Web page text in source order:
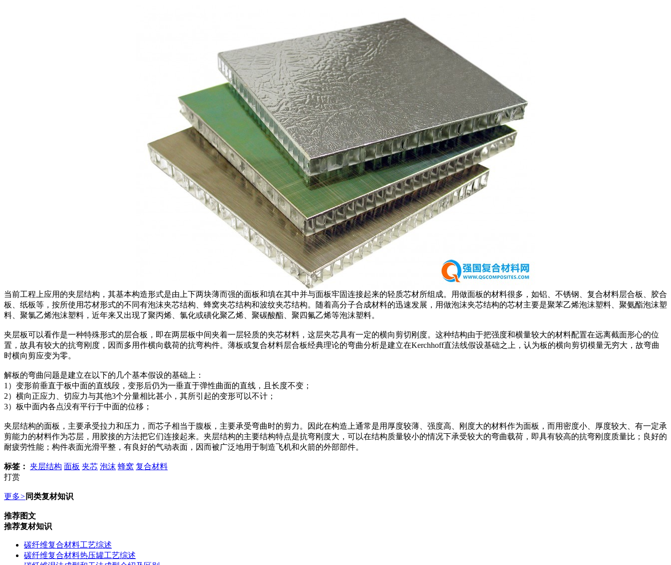
当前工程上应用的夹层结构，其基本构造形式是由上下两块薄而强的面板和填在其中并与面板牢固连接起来的轻质芯材所组成。用做面板的材料很多，如铝、不锈钢、复合材料层合板、胶合
板、纸板等，按所使用芯材形式的不同有泡沫夹芯结构、蜂窝夹芯结构和波纹夹芯结构。随着高分子合成材料的迅速发展，用做泡沫夹芯结构的芯材主要是聚苯乙烯泡沫塑料、聚氨酯泡沫塑
料、聚氯乙烯泡沫塑料，近年来又出现了聚丙烯、氯化或磺化聚乙烯、聚碳酸酯、聚四氟乙烯等泡沫塑料。
​夹层板可以看作是一种特殊形式的层合板，即在两层板中间夹着一层轻质的夹芯材料，这层夹芯具有一定的横向剪切刚度。这种结构由于把强度和横量较大的材料配置在远离截面形心的位
置，故具有较大的抗弯刚度，因而多用作横向载荷的抗弯构件。薄板或复合材料层合板经典理论的弯曲分析是建立在Kerchhoff直法线假设基础之上，认为板的横向剪切模量无穷大，故弯曲
时横向剪应变为零。
解板的弯曲问题是建立在以下的几个基本假设的基础上：
1）变形前垂直于板中面的直线段，变形后仍为一垂直于弹性曲面的直线，且长度不变；
2）​横向正应力、切应力与其他3个分量相比甚小，其所引起的变形可以不计；
3）板中面内各点没有平行于中面的位移；​
夹层结构的面板，主要承受拉力和压力，而芯子相当于腹板，主要承受弯曲时的剪力。因此在构造上通常是用厚度较薄、强度高、刚度大的材料作为面板，而用密度小、厚度较大、有一定承
剪能力的材料作为芯层，用胶接的方法把它们连接起来。夹层结构的主要结构特点是抗弯刚度大，可以在结构质量较小的情况下承受较大的弯曲载荷，即具有较高的抗弯刚度质量比；良好的
耐疲劳性能；构件表面光滑平整，有良好的气动表面，因而被广泛地用于制造飞机和火箭的外部部件。
标签： 夹层结构 面板 夹芯 泡沫 蜂窝 复合材料
打赏
更多> 同类复材知识
推荐图文
推荐复材知识
碳纤维复合材料工艺综述
碳纤维复合材料热压罐工艺综述